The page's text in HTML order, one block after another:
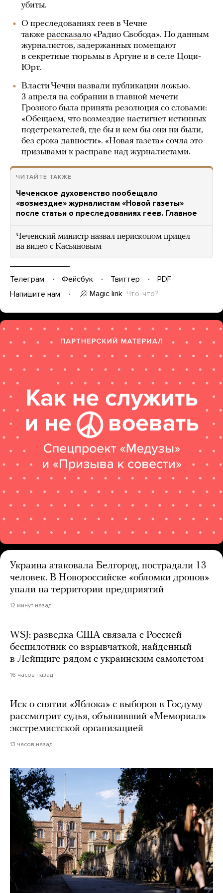
убиты.
О преследованиях геев в Чечне
также рассказало «Радио Свобода». По данным
журналистов, задержанных помещают
в секретные тюрьмы в Аргуне и в селе Цоци-
Юрт.
Власти Чечни назвали публикации ложью.
3 апреля на собрании в главной мечети
Грозного была принята резолюция со словами:
«Обещаем, что возмездие настигнет истинных
подстрекателей, где бы и кем бы они ни были,
без срока давности». «Новая газета» сочла это
призывами к расправе над журналистами.
ЧИТАЙТЕ ТАКЖЕ
Чеченское духовенство пообещало
«возмездие» журналистам «Новой газеты»
после статьи о преследованиях геев. Главное
Чеченский министр назвал перископом прицел
на видео с Касьяновым
Телеграм Фейсбук Твиттер
PDF
Напишите нам
Magic link Что-что?
Украина атаковала Белгород, пострадали 13
человек. В Новороссийске «обломки дронов»
упали на территории предприятий
12 минут назад
WSJ: разведка США связала с Россией
беспилотник со взрывчаткой, найденный
в Лейпциге рядом с украинским самолетом
16 часов назад
Иск о снятии «Яблока» с выборов в Госдуму
рассмотрит судья, объявивший «Мемориал»
экстремистской организацией
13 часов назад